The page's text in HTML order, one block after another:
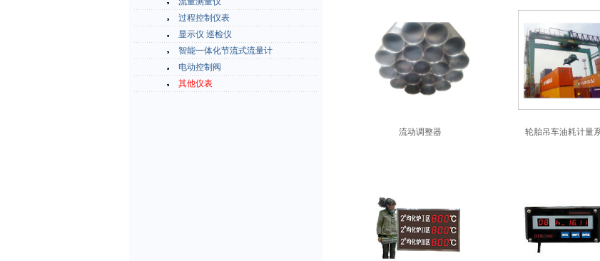
过程控制仪表
显示仪 巡检仪
智能一体化节流式流量计
电动控制阀
其他仪表
流动调整器 轮胎吊车油耗计量